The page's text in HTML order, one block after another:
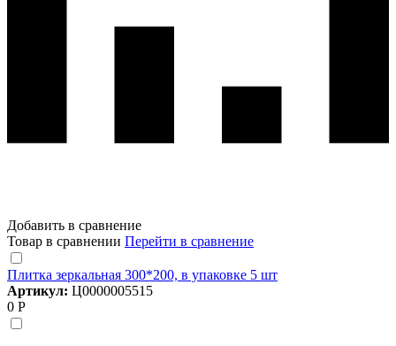
Добавить в сравнение
Товар в сравнении Перейти в сравнение
Плитка зеркальная 300*200, в упаковке 5 шт
Артикул: Ц0000005515
0 Р